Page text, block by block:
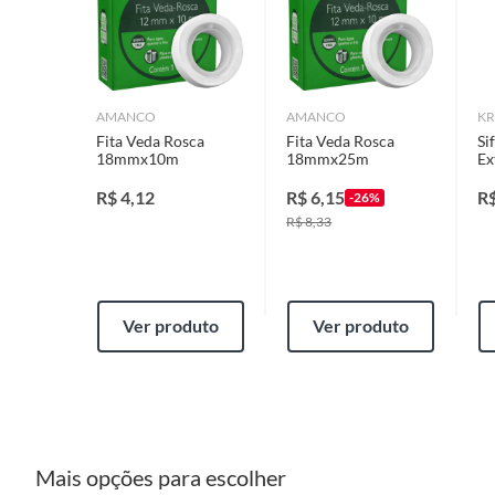
Características
Origem
Altura do Produto
Comprimento do Produto 37 Cm
Prazo: 90 (noventa) dias a contar da data da compra ou
II. Produto não durável
: com vida útil curta ou que se
Prazo: 30 (trinta) dias
a contar da data da compra ou da
Produtos MARCAS PRÓPRIAS
Tendo o produto idêntico na loja, a troca deverá ser
a contar da data da reclamação, para que seja retirado
Não tendo mais o produto em quaisquer lojas ou no
Produtos Instalados - MARCAS PRÓPRIAS
AMANCO
Fita Veda Rosca
18mmx10m
R$4,12
Ver produto
AMANCO
Fita Veda Rosca
18mmx25m
R$6,15 -26%
R$8,33
Ver produto
Mais opções para escolher